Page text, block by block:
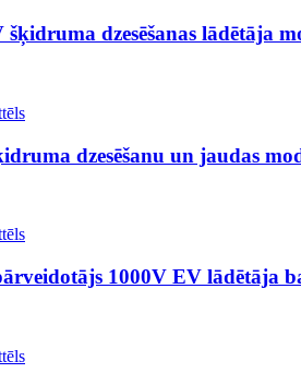
dzesēšanas lādētāja
dzesēšanu un jaudas
1000V EV lādētāja